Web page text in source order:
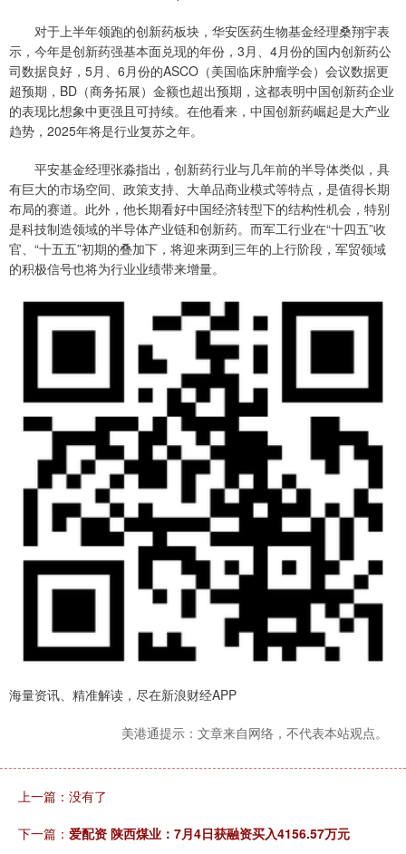
对于上半年领跑的创新药板块，华安医药生物基金经理桑翔宇表
示，今年是创新药强基本面兑现的年份，3月、4月份的国内创新药公
司数据良好，5月、6月份的ASCO（美国临床肿瘤学会）会议数据更
超预期，BD（商务拓展）金额也超出预期，这都表明中国创新药企业
的表现比想象中更强且可持续。在他看来，中国创新药崛起是大产业
趋势，2025年将是行业复苏之年。
平安基金经理张淼指出，创新药行业与几年前的半导体类似，具
有巨大的市场空间、政策支持、大单品商业模式等特点，是值得长期
布局的赛道。此外，他长期看好中国经济转型下的结构性机会，特别
是科技制造领域的半导体产业链和创新药。而军工行业在“十四五”收
官、“十五五”初期的叠加下，将迎来两到三年的上行阶段，军贸领域
的积极信号也将为行业业绩带来增量。
海量资讯、精准解读，尽在新浪财经APP
美港通提示：文章来自网络，不代表本站观点。
上一篇：没有了
下一篇： 爱配资 陕西煤业：7月4日获融资买入4156.57万元